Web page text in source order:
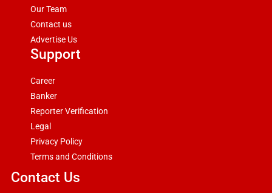
Our Team
Contact us
Advertise Us
Support
Career
Banker
Reporter Verification
Legal
Privacy Policy
Terms and Conditions
Contact Us